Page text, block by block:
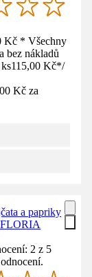
Kč * Všechny
bez nákladů
115,00 Kč*/
Kč za
a papriky
2 z 5